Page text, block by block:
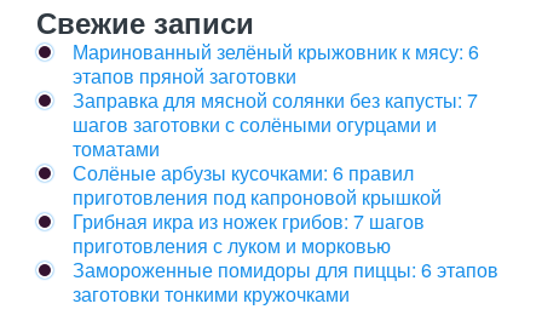
Свежие записи
Маринованный зелёный крыжовник к мясу: 6
этапов пряной заготовки
Заправка для мясной солянки без капусты: 7
шагов заготовки с солёными огурцами и
томатами
Солёные арбузы кусочками: 6 правил
приготовления под капроновой крышкой
Грибная икра из ножек грибов: 7 шагов
приготовления с луком и морковью
Замороженные помидоры для пиццы: 6 этапов
заготовки тонкими кружочками